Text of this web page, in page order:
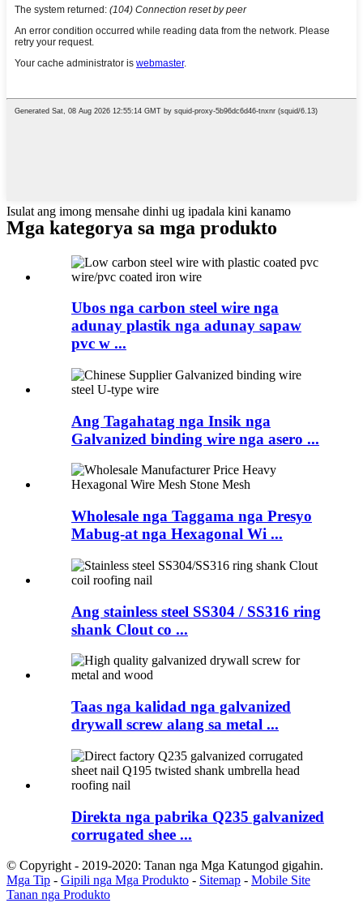
Isulat ang imong mensahe dinhi ug ipadala kini kanamo
Mga kategorya sa mga produkto
Ubos nga carbon steel wire nga
adunay plastik nga adunay sapaw
pvc w ...
Ang Tagahatag nga Insik nga
Galvanized binding wire nga asero ...
Wholesale nga Taggama nga Presyo
Mabug-at nga Hexagonal Wi ...
Ang stainless steel SS304 / SS316 ring
shank Clout co ...
Taas nga kalidad nga galvanized
drywall screw alang sa metal ...
Direkta nga pabrika Q235 galvanized
corrugated shee ...
© Copyright - 2019-2020: Tanan nga Mga Katungod gigahin.
Mga Tip - Gipili nga Mga Produkto - Sitemap - Mobile Site
Tanan nga Produkto